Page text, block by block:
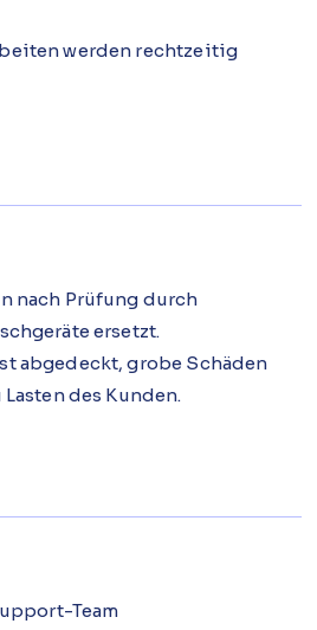
werden rechtzeitig
nach Prüfung durch
ersetzt.
abgedeckt, grobe Schäden
des Kunden.
Team